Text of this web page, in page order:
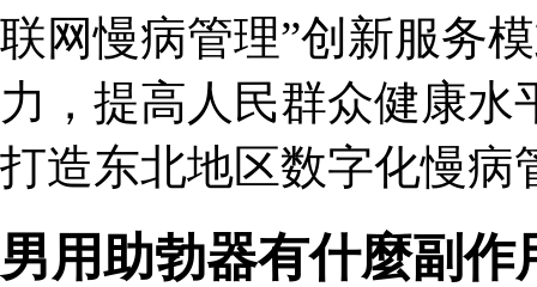
联网慢病管理”创新服务
力，提高人民群众健康
打造东北地区数字化慢病
男用助勃器有什麼副